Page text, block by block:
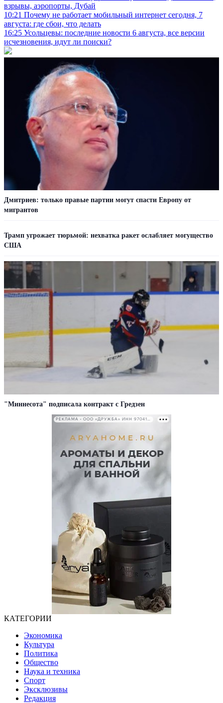
взрывы, аэропорты, Дубай
10:21 Почему не работает мобильный интернет сегодня, 7
августа: где сбои, что делать
16:25 Усольцевы: последние новости 6 августа, все версии
исчезновения, идут ли поиски?
Дмитриев: только правые партии могут спасти Европу от
мигрантов
Трамп угрожает тюрьмой: нехватка ракет ослабляет могущество
США
"Миннесота" подписала контракт с Гредзен
РЕКЛАМА • ООО «ДРУЖБА» ИНН 9704146411
КАТЕГОРИИ
Экономика
Культура
Политика
Общество
Наука и техника
Спорт
Эксклюзивы
Редакция